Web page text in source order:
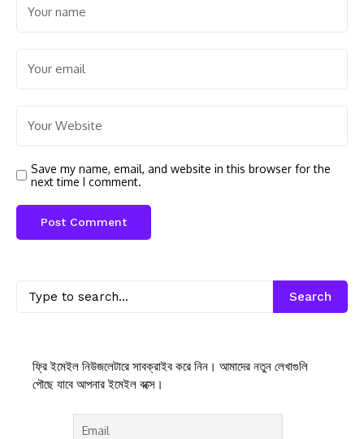
Save my name, email, and website in this browser for the
next time I comment.
Search
ফ্রি ইমেইল নিউজলেটারে সাবক্রাইব করে নিন। আমাদের নতুন লেখাগুলি
পৌছে যাবে আপনার ইমেইল বক্সে।